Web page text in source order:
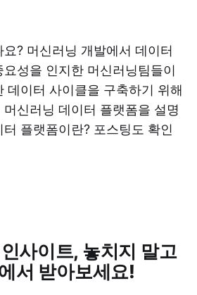
? 머신러닝 개발에서 데이터
성을 인지한 머신러닝팀들이
데이터 사이클을 구축하기 위해
머신러닝 데이터 플랫폼을 설명
플랫폼이란? 포스팅도 확인
사이트, 놓치지 말고
서 받아보세요!